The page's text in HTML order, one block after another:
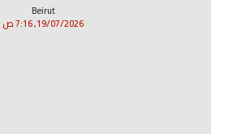
Beirut
19/07/2026, 7:16 ص